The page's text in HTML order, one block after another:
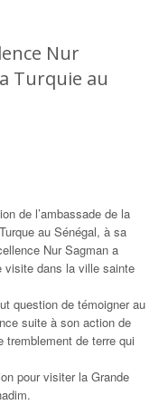
Nur
Turquie au
de l’ambassade de la
au Sénégal, à sa
Nur Sagman a
visite dans la ville sainte
question de témoigner au
suite à son action de
tremblement de terre qui
pour visiter la Grande